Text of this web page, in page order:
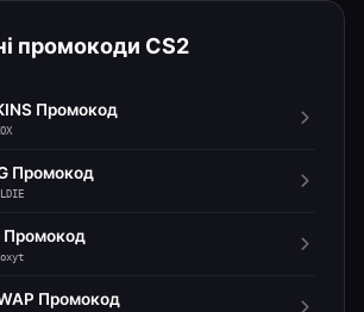
промокоди CS2
Промокод
Промокод
Промокод
Промокод